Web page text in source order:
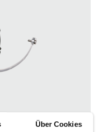
Über Cookies